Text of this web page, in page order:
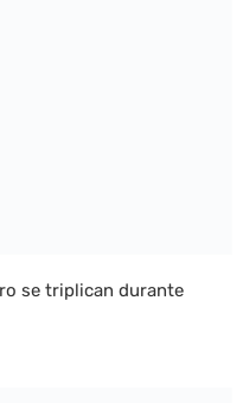
se triplican durante